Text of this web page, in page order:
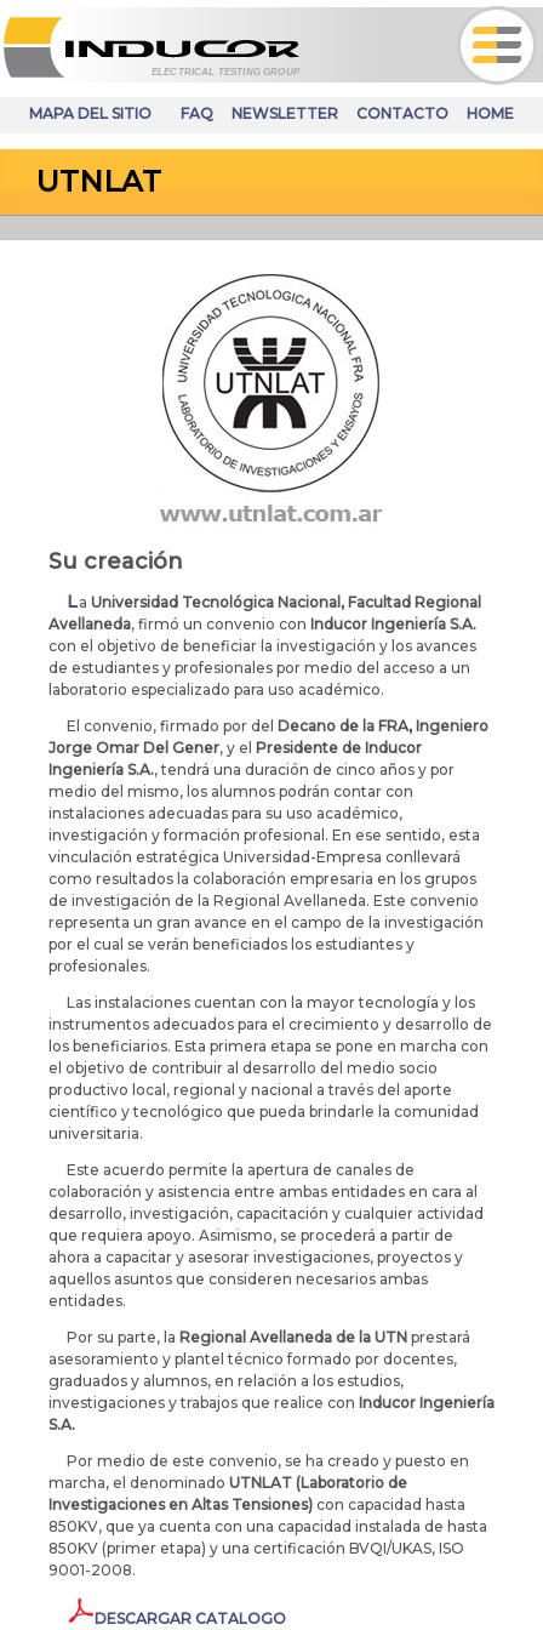
ELECTRICAL TESTING GROUP
MAPA DEL SITIO FAQ NEWSLETTER CONTACTO HOME
UTNLAT
Su creación
La Universidad Tecnológica Nacional, Facultad Regional
Avellaneda, firmó un convenio con Inducor Ingeniería S.A.
con el objetivo de beneficiar la investigación y los avances
de estudiantes y profesionales por medio del acceso a un
laboratorio especializado para uso académico.
El convenio, firmado por del Decano de la FRA, Ingeniero
Jorge Omar Del Gener, y el Presidente de Inducor
Ingeniería S.A., tendrá una duración de cinco años y por
medio del mismo, los alumnos podrán contar con
instalaciones adecuadas para su uso académico,
investigación y formación profesional. En ese sentido, esta
vinculación estratégica Universidad-Empresa conllevará
como resultados la colaboración empresaria en los grupos
de investigación de la Regional Avellaneda. Este convenio
representa un gran avance en el campo de la investigación
por el cual se verán beneficiados los estudiantes y
profesionales.
Las instalaciones cuentan con la mayor tecnología y los
instrumentos adecuados para el crecimiento y desarrollo de
los beneficiarios. Esta primera etapa se pone en marcha con
el objetivo de contribuir al desarrollo del medio socio
productivo local, regional y nacional a través del aporte
científico y tecnológico que pueda brindarle la comunidad
universitaria.
Este acuerdo permite la apertura de canales de
colaboración y asistencia entre ambas entidades en cara al
desarrollo, investigación, capacitación y cualquier actividad
que requiera apoyo. Asimismo, se procederá a partir de
ahora a capacitar y asesorar investigaciones, proyectos y
aquellos asuntos que consideren necesarios ambas
entidades.
Por su parte, la Regional Avellaneda de la UTN prestará
asesoramiento y plantel técnico formado por docentes,
graduados y alumnos, en relación a los estudios,
investigaciones y trabajos que realice con Inducor Ingeniería
S.A.
Por medio de este convenio, se ha creado y puesto en
marcha, el denominado UTNLAT (Laboratorio de
Investigaciones en Altas Tensiones) con capacidad hasta
850KV, que ya cuenta con una capacidad instalada de hasta
850KV (primer etapa) y una certificación BVQI/UKAS, ISO
9001-2008.
DESCARGAR CATALOGO